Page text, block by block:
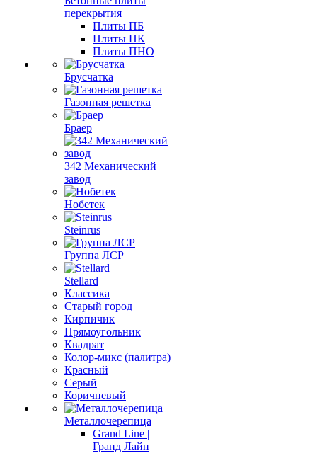
перекрытия
Плиты ПБ
Плиты ПК
Плиты ПНО
Брусчатка
Газонная решетка
Браер
342 Механический
завод
Нобетек
Steinrus
Группа ЛСР
Stellard
Классика
Старый город
Кирпичик
Прямоугольник
Квадрат
Колор-микс (палитра)
Красный
Серый
Коричневый
Металлочерепица
Grand Line |
Гранд Лайн